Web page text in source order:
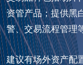
资管产品；提供黑
警、交易流程管理
建议有场外资产配